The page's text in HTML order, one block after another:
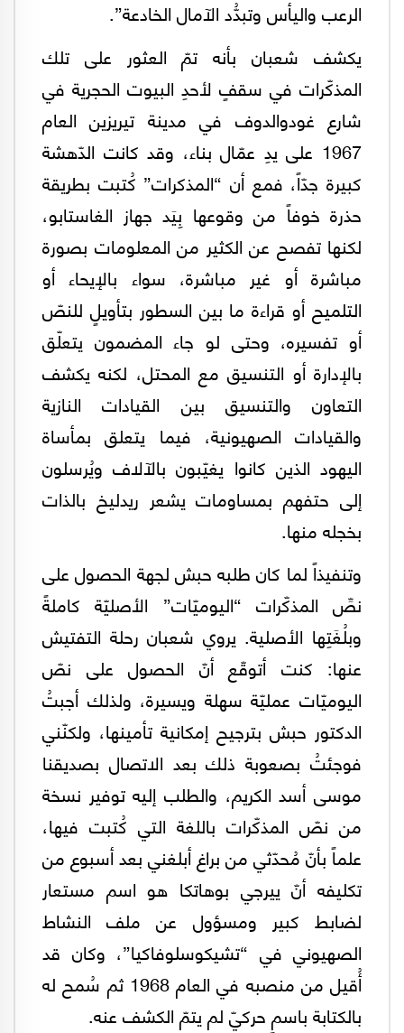
الرعب واليأس وتبدُّد الآمال الخادعة”.
يكشف شعبان بأنه تمّ العثور على تلك
المذكّرات في سقفٍ لأحدِ البيوت الحجرية في
شارع غودوالدوف في مدينة تيريزين العام
1967 على يدِ عمّال بناء، وقد كانت الدّهشة
كبيرة جدّاً، فمع أن “المذكرات” كُتبت بطريقة
حذرة خوفاً من وقوعها بِيَد جهاز الغاستابو،
لكنها تفصح عن الكثير من المعلومات بصورة
مباشرة أو غير مباشرة، سواء بالإيحاء أو
التلميح أو قراءة ما بين السطور بتأويلٍ للنصّ
أو تفسيره، وحتى لو جاء المضمون يتعلّق
بالإدارة أو التنسيق مع المحتل، لكنه يكشف
التعاون والتنسيق بين القيادات النازية
والقيادات الصهيونية، فيما يتعلق بمأساة
اليهود الذين كانوا يغيّبون بالآلاف ويُرسلون
إلى حتفهم بمساومات يشعر ريدليخ بالذات
بخجله منها.
وتنفيذاً لما كان طلبه حبش لجهة الحصول على
نصِّ المذكّرات “اليوميّات” الأصليّة كاملةً
وبلُغَتِها الأصلية. يروي شعبان رحلة التفتيش
عنها: كنت أتوقّع أنّ الحصول على نصّ
اليوميّات عمليّة سهلة ويسيرة، ولذلك أجبتُ
الدكتور حبش بترجيح إمكانية تأمينها، ولكنّني
فوجئتُ بصعوبة ذلك بعد الاتصال بصديقنا
موسى أسد الكريم، والطلب إليه توفير نسخة
من نصّ المذكّرات باللغة التي كُتبت فيها،
علماً بأنّ مُحدّثي من براغ أبلغني بعد أسبوع من
تكليفه أنّ ييرجي بوهاتكا هو اسم مستعار
لضابط كبير ومسؤول عن ملف النشاط
الصهيوني في “تشيكوسلوفاكيا”، وكان قد
أُقيل من منصبه في العام 1968 ثم سُمح له
بالكتابة باسمٍ حركيّ لم يتمّ الكشف عنه.